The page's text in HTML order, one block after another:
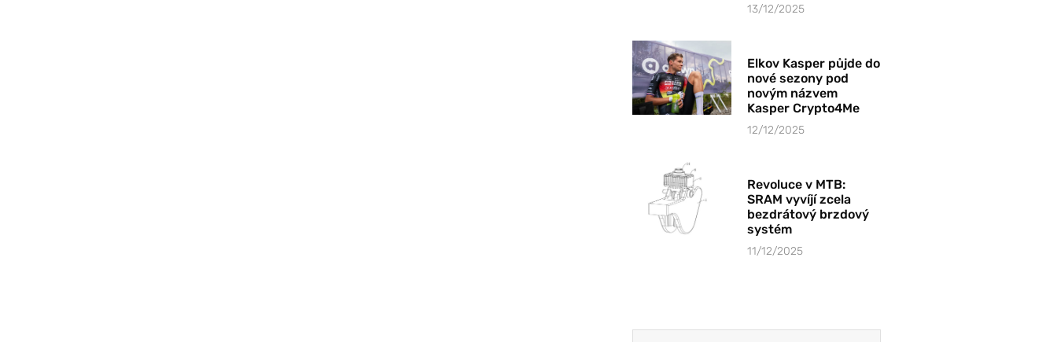
13/12/2025
Elkov Kasper půjde do
nové sezony pod
novým názvem
Kasper Crypto4Me
12/12/2025
Revoluce v MTB:
SRAM vyvíjí zcela
bezdrátový brzdový
systém
11/12/2025